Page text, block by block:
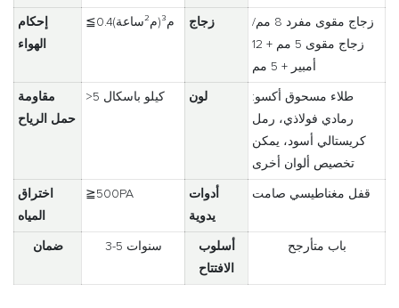
إحكام
الهواء
≦0.4م³(م²ساعة) زجاج
زجاج مقوى مفرد 8 مم/
زجاج مقوى 5 مم + 12
أمبير + 5 مم
مقاومة
حمل الرياح
>5 كيلو باسكال لون
طلاء مسحوق أكسو:
رمادي فولاذي، رمل
كريستالي أسود، يمكن
تخصيص ألوان أخرى
اختراق
المياه
≧500PA
أدوات
يدوية
قفل مغناطيسي صامت
ضمان 3-5 سنوات
أسلوب
الافتتاح
باب متأرجح